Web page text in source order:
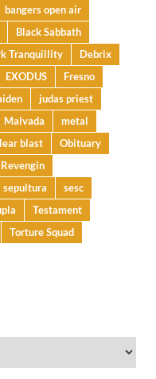
bangers open air
Black Sabbath
Tranquillity
Debrix
EXODUS
Fresno
judas priest
Malvada
metal
blast
Obituary
Revengin
sepultura
sesc
Testament
Torture Squad